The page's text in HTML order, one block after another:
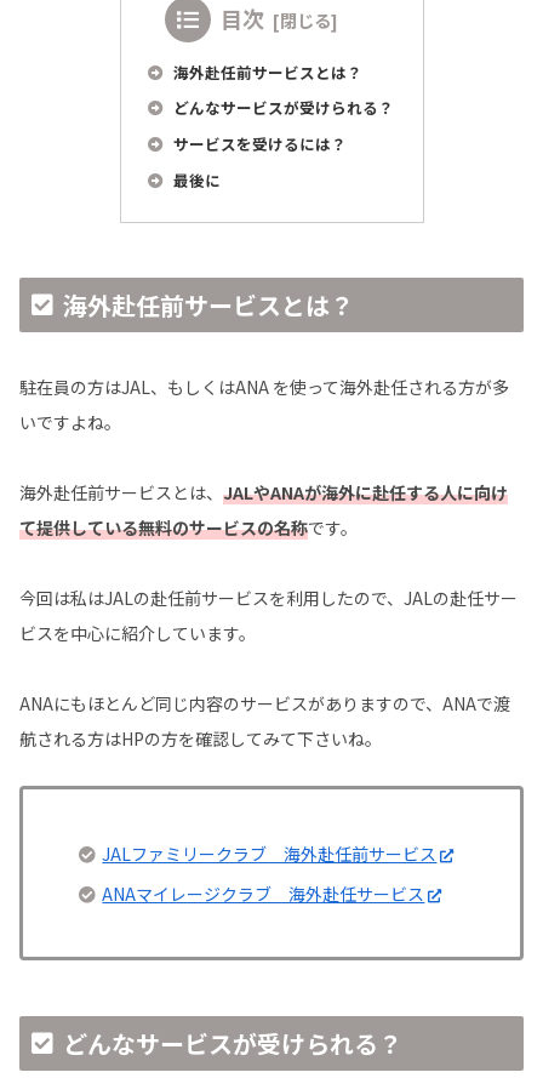
目次
海外赴任前サービスとは？
どんなサービスが受けられる？
サービスを受けるには？
最後に
海外赴任前サービスとは？
駐在員の方はJAL、もしくはANA を使って海外赴任される方が多
いですよね。
海外赴任前サービスとは、 JALやANAが海外に赴任する人に向け
て提供している無料のサービスの名称です。
今回は私はJALの赴任前サービスを利用したので、JALの赴任サー
ビスを中心に紹介しています。
ANAにもほとんど同じ内容のサービスがありますので、ANAで渡
航される方はHPの方を確認してみて下さいね。
JALファミリークラブ 海外赴任前サービス
ANAマイレージクラブ 海外赴任サービス
どんなサービスが受けられる？